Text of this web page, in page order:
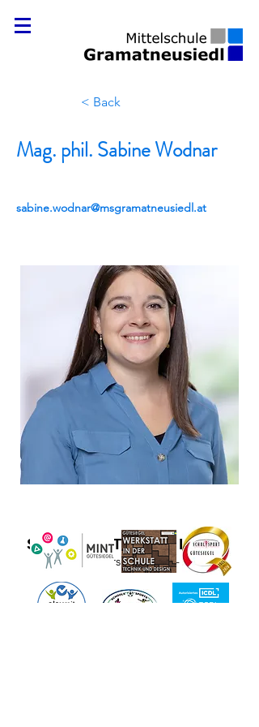
< Back
Mag. phil. Sabine Wodnar
sabine.wodnar@msgramatneusiedl.at
SCHULE MITTEN IM LEBEN
Bildung - Persönlichkeit - Beruf